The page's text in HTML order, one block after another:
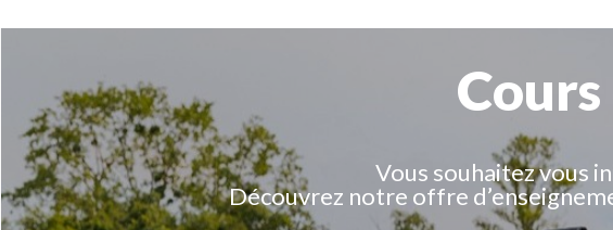
Vous souhaitez vous
Découvrez notre offre